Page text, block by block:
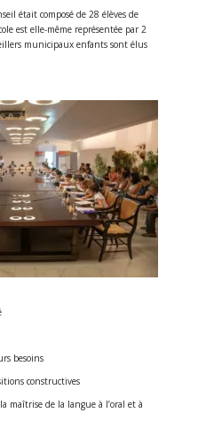
était composé de 28 élèves de
est elle-même représentée par 2
municipaux enfants sont élus
besoins
constructives
maîtrise de la langue à l’oral et à